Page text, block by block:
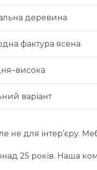
деревина
фактура ясена
варіант
не для
25 років. Наша